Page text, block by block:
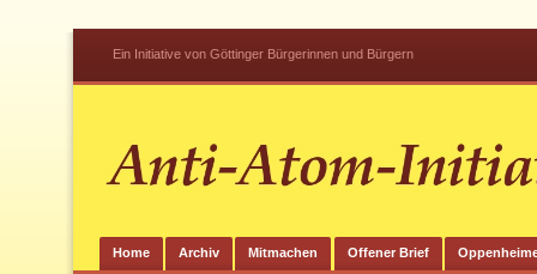
Ein Initiative von Göttinger Bürgerinnen und Bürgern
Home Archiv Mitmachen Offener Brief